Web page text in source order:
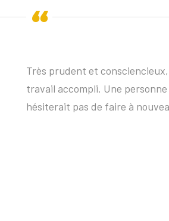
Très prudent et
travail accompli. Une
hésiterait pas de faire à